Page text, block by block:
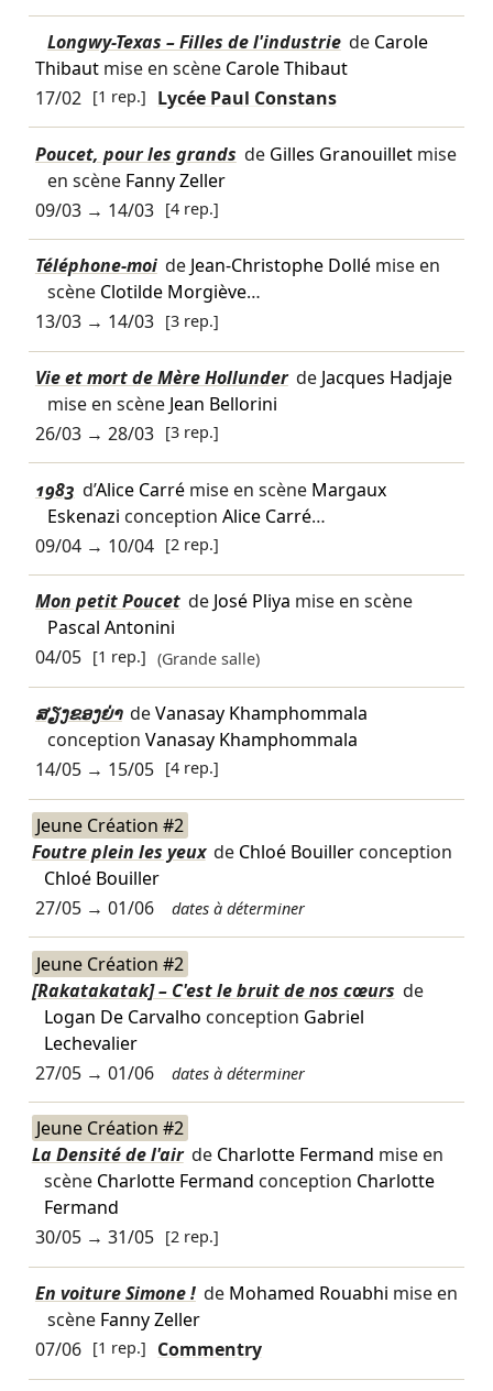
Longwy-Texas – Filles de l'industrie de Carole
Thibautmise en scène Carole Thibaut
17/02 [1 rep.] Lycée Paul Constans
Poucet, pour les grands de Gilles Granouilletmise
en scène Fanny Zeller
09/03→ 14/03 [4 rep.]
Téléphone-moi de Jean-Christophe Dollémise en
scène Clotilde Morgiève…
13/03→ 14/03 [3 rep.]
Vie et mort de Mère Hollunder de Jacques Hadjaje
mise en scène Jean Bellorini
26/03→ 28/03 [3 rep.]
1983 d’Alice Carrémise en scène Margaux
Eskenazi conception Alice Carré…
09/04→ 10/04 [2 rep.]
Mon petit Poucet de José Pliya mise en scène
Pascal Antonini
04/05 [1 rep.] (Grande salle)
ສຽງຂອງຍ່າ deVanasay Khamphommala
conception Vanasay Khamphommala
14/05→ 15/05 [4 rep.]
Jeune Création #2
Foutre plein les yeux de Chloé Bouillerconception
Chloé Bouiller
27/05→ 01/06 dates à déterminer
Jeune Création #2
[Rakatakatak] – C'est le bruit de nos cœurs de
Logan De Carvalho conception Gabriel
Lechevalier
27/05→ 01/06 dates à déterminer
Jeune Création #2
La Densité de l'air de Charlotte Fermand mise en
scène Charlotte Fermand conception Charlotte
Fermand
30/05→ 31/05 [2 rep.]
En voiture Simone ! de Mohamed Rouabhi mise en
scène Fanny Zeller
07/06 [1 rep.] Commentry